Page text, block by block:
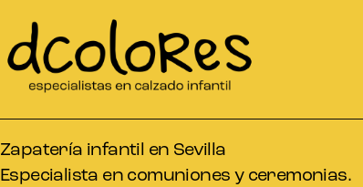
Zapatería infantil en Sevilla
Especialista en comuniones y ceremonias.